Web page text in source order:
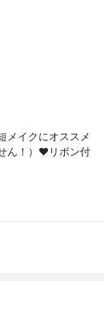
メイクにオススメ
ん！）❤︎リボン付